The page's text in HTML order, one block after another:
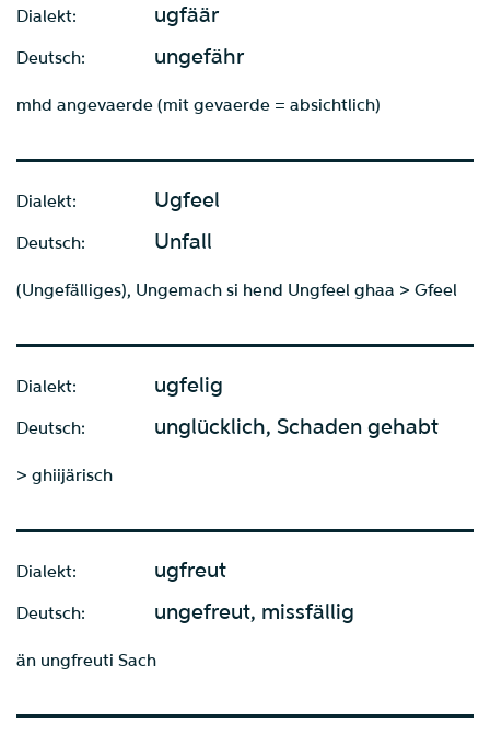
Dialekt: ugfäär
Deutsch: ungefähr
mhd angevaerde (mit gevaerde = absichtlich)
Dialekt: Ugfeel
Deutsch: Unfall
(Ungefälliges), Ungemach si hend Ungfeel ghaa > Gfeel
Dialekt: ugfelig
Deutsch: unglücklich, Schaden gehabt
> ghiijärisch
Dialekt: ugfreut
Deutsch: ungefreut, missfällig
än ungfreuti Sach